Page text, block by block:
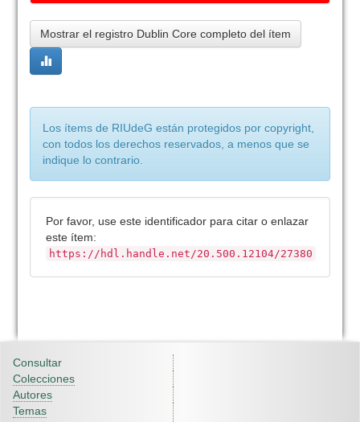
Mostrar el registro Dublin Core completo del ítem
Los ítems de RIUdeG están protegidos por copyright,
con todos los derechos reservados, a menos que se
indique lo contrario.
Por favor, use este identificador para citar o enlazar
este ítem:
https://hdl.handle.net/20.500.12104/27380
Consultar
Colecciones
Autores
Temas